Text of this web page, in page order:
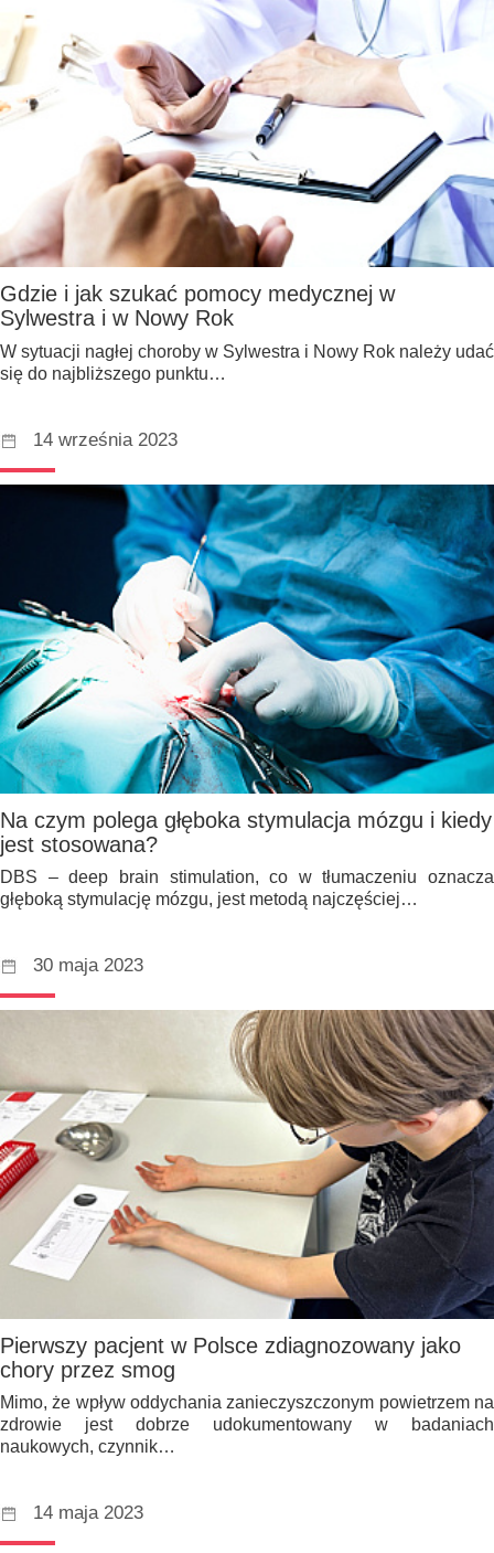
Gdzie i jak szukać pomocy medycznej w
Sylwestra i w Nowy Rok
W sytuacji nagłej choroby w Sylwestra i Nowy Rok należy udać
się do najbliższego punktu…
14 września 2023
Na czym polega głęboka stymulacja mózgu i kiedy
jest stosowana?
DBS – deep brain stimulation, co w tłumaczeniu oznacza
głęboką stymulację mózgu, jest metodą najczęściej…
30 maja 2023
Pierwszy pacjent w Polsce zdiagnozowany jako
chory przez smog
Mimo, że wpływ oddychania zanieczyszczonym powietrzem na
zdrowie jest dobrze udokumentowany w badaniach
naukowych, czynnik…
14 maja 2023